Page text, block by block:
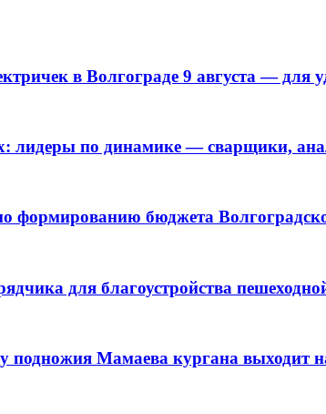
в Волгограде 9 августа — для
лидеры по динамике — сварщики,
формированию бюджета
для благоустройства
подножия Мамаева кургана